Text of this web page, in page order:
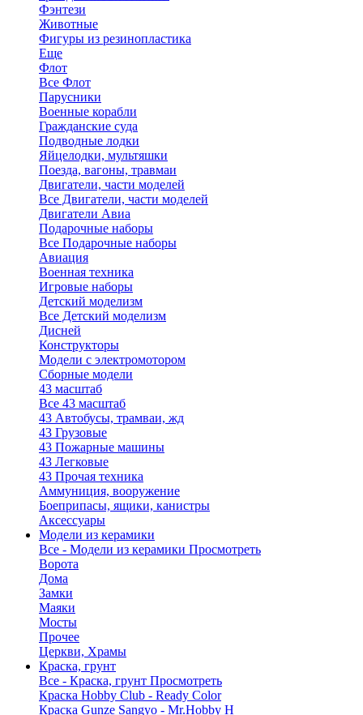
Фэнтези
Животные
Фигуры из резинопластика
Еще
Флот
Все Флот
Парусники
Военные корабли
Гражданские суда
Подводные лодки
Яйцелодки, мультяшки
Поезда, вагоны, травмаи
Двигатели, части моделей
Все Двигатели, части моделей
Двигатели Авиа
Подарочные наборы
Все Подарочные наборы
Авиация
Военная техника
Игровые наборы
Детский моделизм
Все Детский моделизм
Дисней
Конструкторы
Модели с электромотором
Сборные модели
43 масштаб
Все 43 масштаб
43 Автобусы, трамваи, жд
43 Грузовые
43 Пожарные машины
43 Легковые
43 Прочая техника
Аммуниция, вооружение
Боеприпасы, ящики, канистры
Аксессуары
Модели из керамики
Все - Модели из керамики Просмотреть
Ворота
Дома
Замки
Маяки
Мосты
Прочее
Церкви, Храмы
Краска, грунт
Все - Краска, грунт Просмотреть
Краска Hobby Club - Ready Color
Краска Gunze Sangyo - Mr.Hobby H